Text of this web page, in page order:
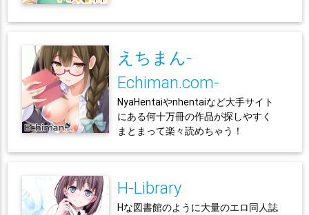
えちまん-
Echiman.com-
NyaHentaiやnhentaiなど大手サイト
にある何十万冊の作品が探しやすく
まとまって楽々読めちゃう！
H-Library
Hな図書館のように大量のエロ同人誌